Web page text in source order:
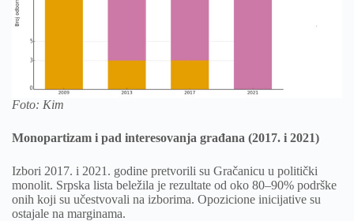
Foto: Kim
Monopartizam i pad interesovanja građana (2017. i 2021)
Izbori 2017. i 2021. godine pretvorili su Gračanicu u politički
monolit. Srpska lista beležila je rezultate od oko 80–90% podrške
onih koji su učestvovali na izborima. Opozicione inicijative su
ostajale na marginama.